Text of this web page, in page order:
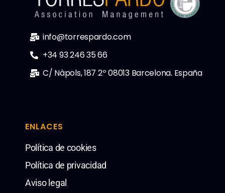
info@torrespardo.com
+34 93 246 35 66
C/ Nàpols, 187 2º 08013 Barcelona. España
ENLACES
Política de cookies
Política de privacidad
Aviso legal